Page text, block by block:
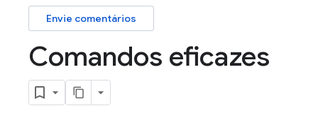
Envie comentários
Comandos eficazes